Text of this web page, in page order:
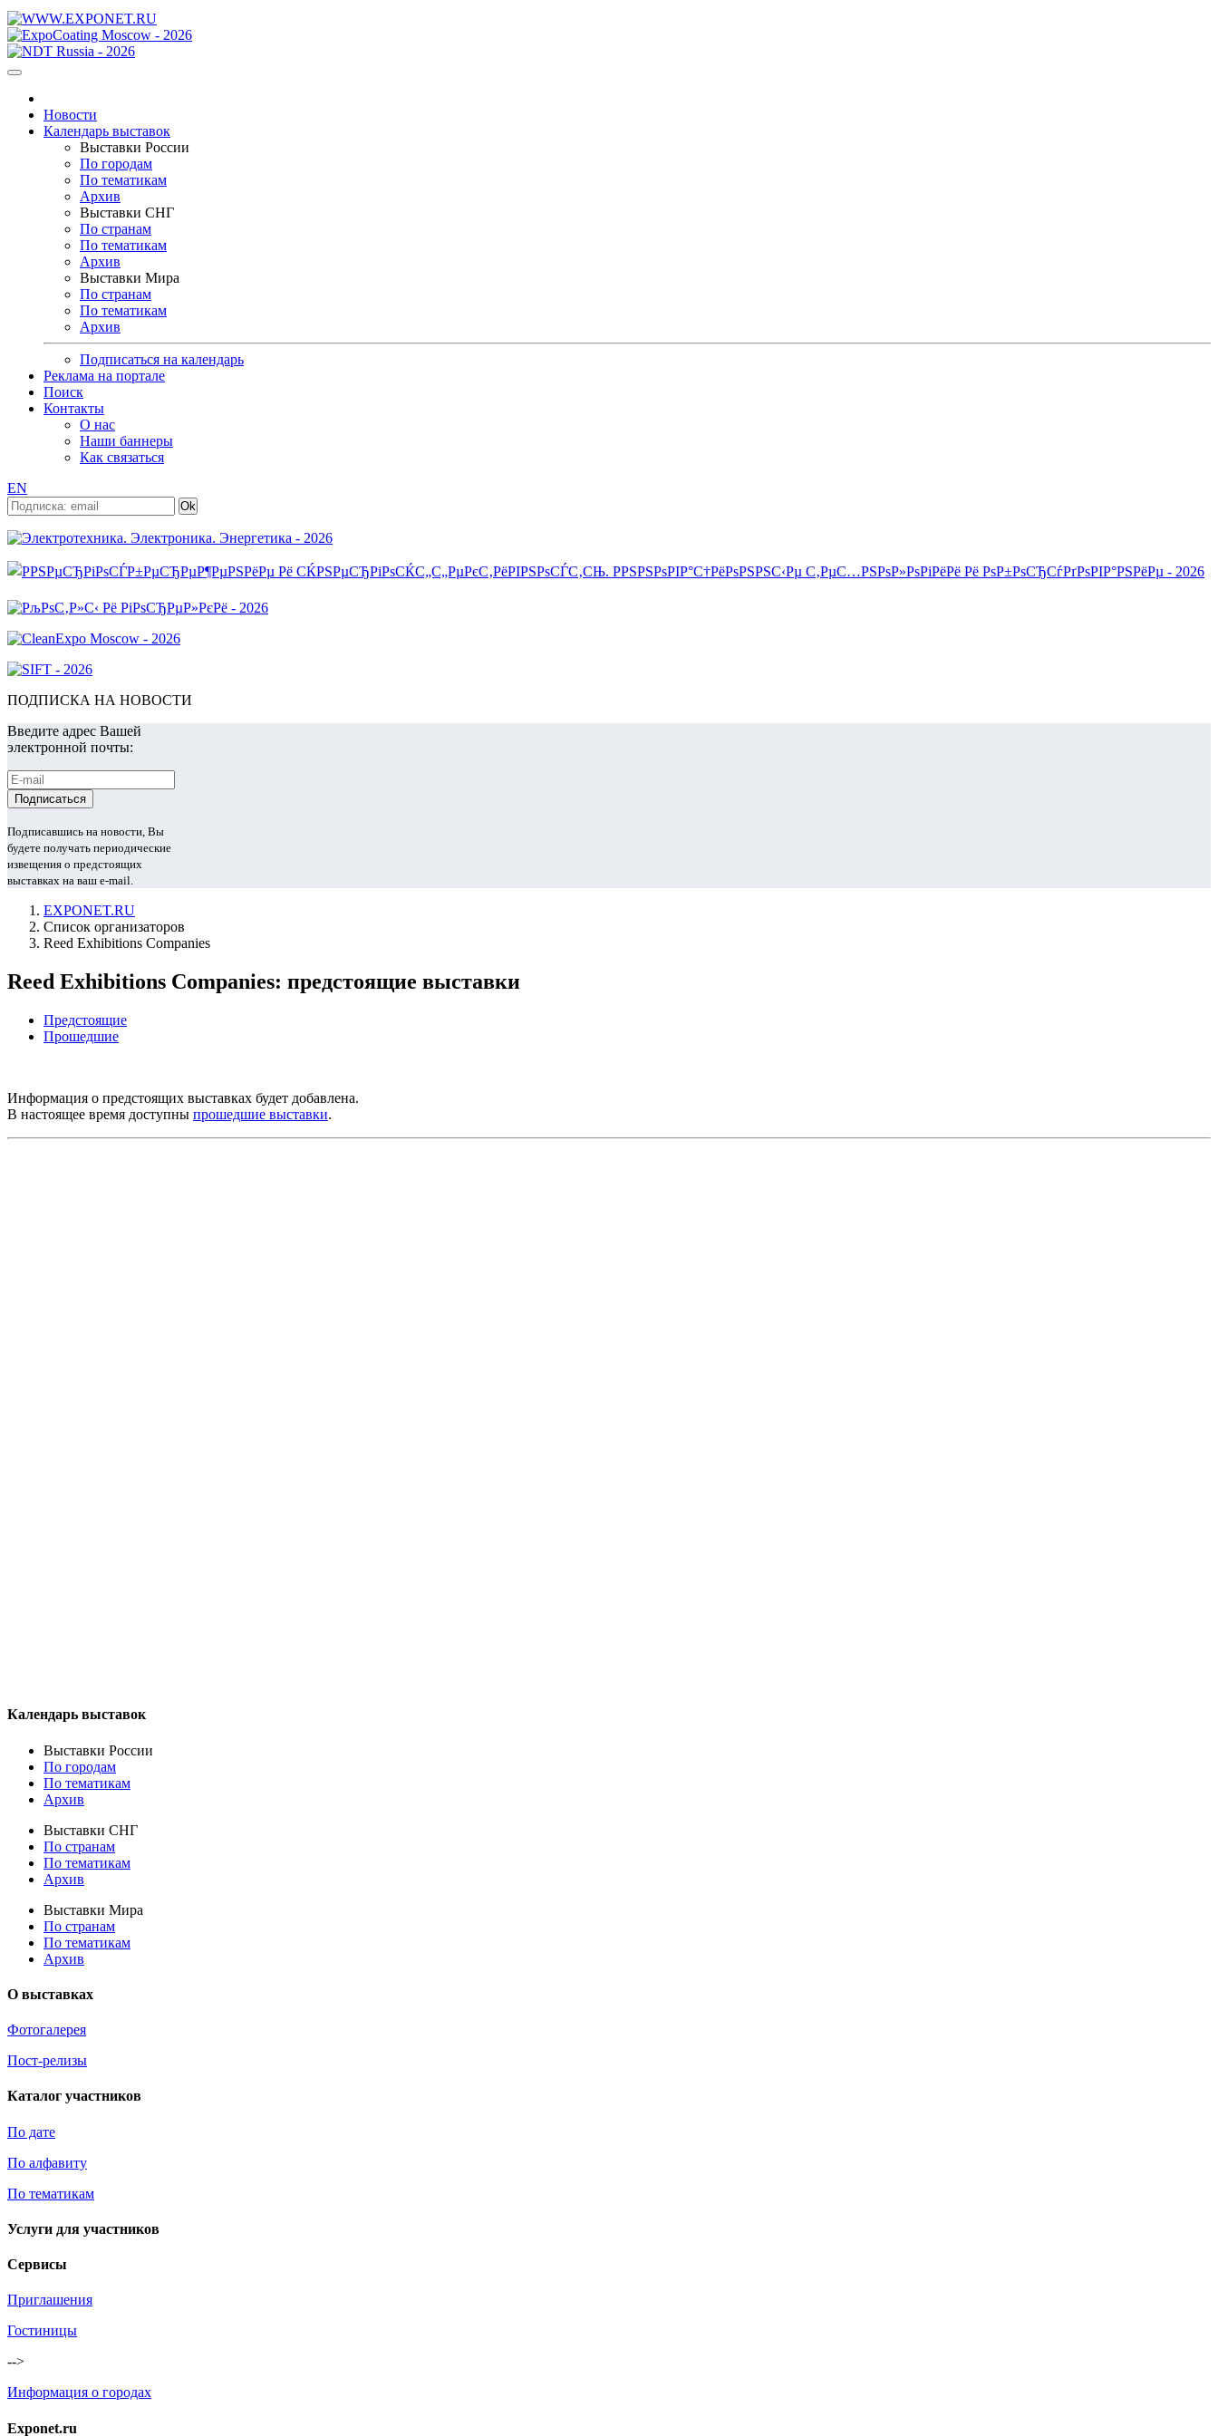
Новости
Календарь выставок
Выставки России
По городам
По тематикам
Архив
Выставки СНГ
По странам
По тематикам
Архив
Выставки Мира
По странам
По тематикам
Архив
Подписаться на календарь
Реклама на портале
Поиск
Контакты
О нас
Наши баннеры
Как связаться
EN
ПОДПИСКА НА НОВОСТИ
Введите адрес Вашей
электронной почты:
Подписавшись на новости, Вы
будете получать периодические
извещения о предстоящих
выставках на ваш e-mail.
EXPONET.RU
Список организаторов
Reed Exhibitions Companies
Reed Exhibitions Companies: предстоящие выставки
Предстоящие
Прошедшие
Информация о предстоящих выставках будет добавлена.
В настоящее время доступны прошедшие выставки.
Календарь выставок
Выставки России
По городам
По тематикам
Архив
Выставки СНГ
По странам
По тематикам
Архив
Выставки Мира
По странам
По тематикам
Архив
О выставках
Фотогалерея
Пост-релизы
Каталог участников
По дате
По алфавиту
По тематикам
Услуги для участников
Сервисы
Приглашения
Гостиницы
-->
Информация о городах
Exponet.ru